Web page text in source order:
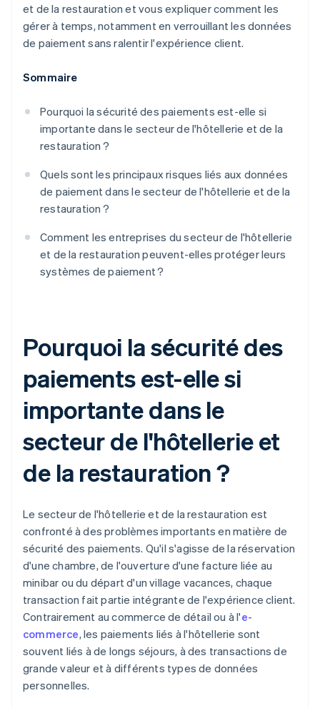
et de la restauration et vous expliquer comment les
gérer à temps, notamment en verrouillant les données
de paiement sans ralentir l'expérience client.
Sommaire
Pourquoi la sécurité des paiements est-elle si
importante dans le secteur de l'hôtellerie et de la
restauration ?
Quels sont les principaux risques liés aux données
de paiement dans le secteur de l'hôtellerie et de la
restauration ?
Comment les entreprises du secteur de l'hôtellerie
et de la restauration peuvent-elles protéger leurs
systèmes de paiement ?
Pourquoi la sécurité des
paiements est-elle si
importante dans le
secteur de l'hôtellerie et
de la restauration ?
Le secteur de l'hôtellerie et de la restauration est
confronté à des problèmes importants en matière de
sécurité des paiements. Qu'il s'agisse de la réservation
d'une chambre, de l'ouverture d'une facture liée au
minibar ou du départ d'un village vacances, chaque
transaction fait partie intégrante de l'expérience client.
Contrairement au commerce de détail ou à l'e-
commerce, les paiements liés à l'hôtellerie sont
souvent liés à de longs séjours, à des transactions de
grande valeur et à différents types de données
personnelles.